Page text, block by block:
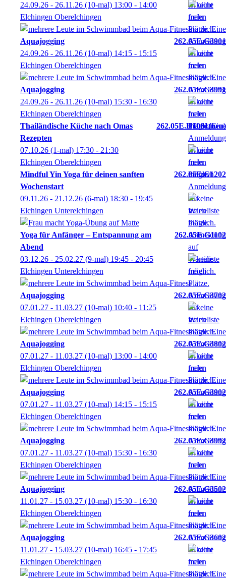
24.09.26 - 26.11.26 (10-mal) 13:00 - 14:00
Elchingen Oberelchingen
Aquajogging
262.05E.G3901
24.09.26 - 26.11.26 (10-mal) 14:15 - 15:15
Elchingen Oberelchingen
Aquajogging
262.05E.G3991
24.09.26 - 26.11.26 (10-mal) 15:30 - 16:30
Elchingen Oberelchingen
Thailändische Küche nach Omas
Rezepten
262.05E.H1001 neu
07.10.26 (1-mal) 17:30 - 21:30
Elchingen Oberelchingen
Mindful Yin Yoga für deinen sanften
Wochenstart
262.05E.G1202
09.11.26 - 21.12.26 (6-mal) 18:30 - 19:45
Elchingen Unterelchingen
Yoga für Anfänger – Entspannung am
Abend
262.05E.G1102
03.12.26 - 25.02.27 (9-mal) 19:45 - 20:45
Elchingen Unterelchingen
Aquajogging
262.05E.G3702
07.01.27 - 11.03.27 (10-mal) 10:40 - 11:25
Elchingen Oberelchingen
Aquajogging
262.05E.G3802
07.01.27 - 11.03.27 (10-mal) 13:00 - 14:00
Elchingen Oberelchingen
Aquajogging
262.05E.G3902
07.01.27 - 11.03.27 (10-mal) 14:15 - 15:15
Elchingen Oberelchingen
Aquajogging
262.05E.G3992
07.01.27 - 11.03.27 (10-mal) 15:30 - 16:30
Elchingen Oberelchingen
Aquajogging
262.05E.G3502
11.01.27 - 15.03.27 (10-mal) 15:30 - 16:30
Elchingen Oberelchingen
Aquajogging
262.05E.G3602
11.01.27 - 15.03.27 (10-mal) 16:45 - 17:45
Elchingen Oberelchingen